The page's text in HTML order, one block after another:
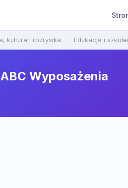
kultura i rozrywka Edukacja i
Wyposażenia